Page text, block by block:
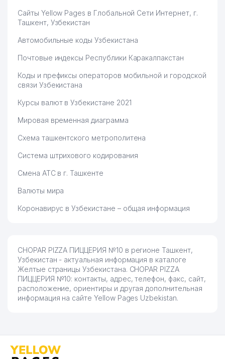
Сайты Yellow Pages в Глобальной Сети Интернет, г.
Ташкент, Узбекистан
Автомобильные коды Узбекистана
Почтовые индексы Республики Каракалпакстан
Коды и префиксы операторов мобильной и городской
связи Узбекистана
Курсы валют в Узбекистане 2021
Мировая временная диаграмма
Схема ташкентского метрополитена
Система штрихового кодирования
Смена АТС в г. Ташкенте
Валюты мира
Коронавирус в Узбекистане – общая информация
CHOPAR PIZZA ПИЦЦЕРИЯ №10 в регионе Ташкент,
Узбекистан - актуальная информация в каталоге
Желтые страницы Узбекистана. CHOPAR PIZZA
ПИЦЦЕРИЯ №10: контакты, адрес, телефон, факс, сайт,
расположение, ориентиры и другая дополнительная
информация на сайте Yellow Pages Uzbekistan.